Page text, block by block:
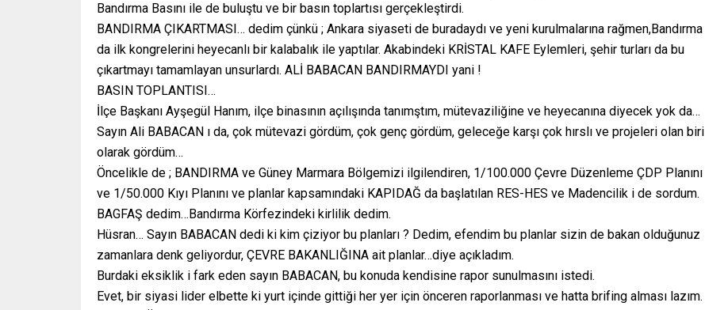
Bandırma Basını ile de buluştu ve bir basın toplartısı gerçekleştirdi.
BANDIRMA ÇIKARTMASI… dedim çünkü ; Ankara siyaseti de buradaydı ve yeni kurulmalarına rağmen,Bandırma
da ilk kongrelerini heyecanlı bir kalabalık ile yaptılar. Akabindeki KRİSTAL KAFE Eylemleri, şehir turları da bu
çıkartmayı tamamlayan unsurlardı. ALİ BABACAN BANDIRMAYDI yani !
BASIN TOPLANTISI…
İlçe Başkanı Ayşegül Hanım, ilçe binasının açılışında tanımştım, mütevaziliğine ve heyecanına diyecek yok da…
Sayın Ali BABACAN ı da, çok mütevazi gördüm, çok genç gördüm, geleceğe karşı çok hırslı ve projeleri olan biri
olarak gördüm…
Öncelikle de ; BANDIRMA ve Güney Marmara Bölgemizi ilgilendiren, 1/100.000 Çevre Düzenleme ÇDP Planını
ve 1/50.000 Kıyı Planını ve planlar kapsamındaki KAPIDAĞ da başlatılan RES-HES ve Madencilik i de sordum.
BAGFAŞ dedim…Bandırma Körfezindeki kirlilik dedim.
Hüsran… Sayın BABACAN dedi ki kim çiziyor bu planları ? Dedim, efendim bu planlar sizin de bakan olduğunuz
zamanlara denk geliyordur, ÇEVRE BAKANLIĞINA ait planlar…diye açıkladım.
Burdaki eksiklik i fark eden sayın BABACAN, bu konuda kendisine rapor sunulmasını istedi.
Evet, bir siyasi lider elbette ki yurt içinde gittiği her yer için önceren raporlanması ve hatta brifing alması lazım.